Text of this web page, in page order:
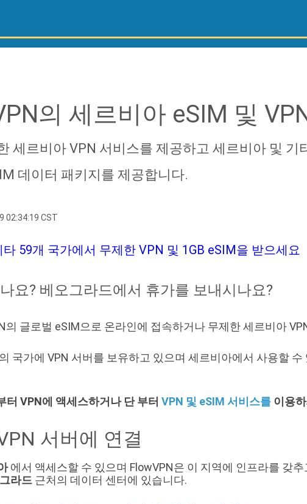
의 세르비아 eSIM 및
세르비아 VPN 서비스를 제공하고 세르비아 및 기
데이터 패키지를 제공합니다.
02:34:19 CST
59개 국가에서 무제한 VPN 및 1GB eSIM을 받으세요
요? 베오그라드에서 휴가를 보내시나요?
의 글로벌 eSIM으로 온라인에 접속하거나 무제한 세르비아
국가에 VPN 서버를 보유하고 있으며 세르비아에서 사용할
터 VPN에 액세스하거나 단 부터 VPN 및 eSIM 서비스를 이용
서버에 연결
에서 액세스할 수 있으며 FlowVPN은 이 지역에 인프라를 갖
라드 근처의 데이터 센터에 있습니다.